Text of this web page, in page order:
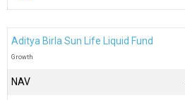
Aditya Birla Sun Life Liquid Fund
Growth
NAV